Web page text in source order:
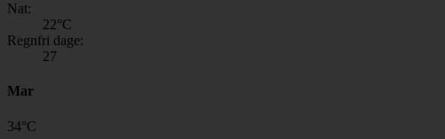
Nat:
22°C
Regnfri dage:
27
Mar
34°C